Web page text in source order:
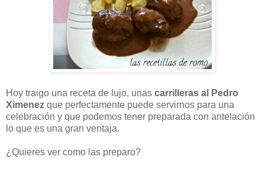
Hoy traigo una receta de lujo, unas carrilleras al Pedro
Ximenez que perfectamente puede servirnos para una
celebración y que podemos tener preparada con antelación
lo que es una gran ventaja.
¿Quieres ver como las preparo?